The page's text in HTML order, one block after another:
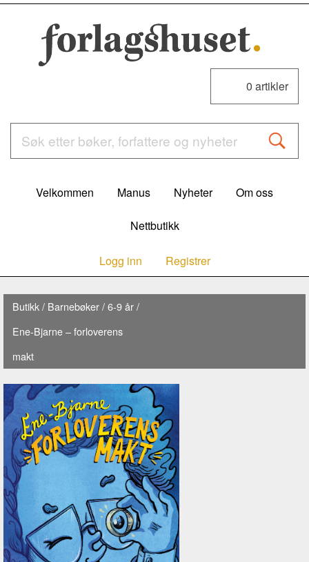
0 artikler
Velkommen Manus Nyheter Om oss
Nettbutikk
Logg inn Registrer
Butikk/ Barnebøker/6-9 år/
Ene-Bjarne – forloverens
makt